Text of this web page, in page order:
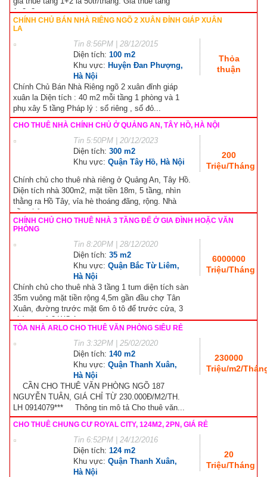
1+2+3...
CHÍNH CHỦ BÁN NHÀ RIÊNG NGÕ 2 XUÂN ĐỈNH GIÁP XUÂN
LA
Tin 8:56PM | 28/12/2015
Diện tích: 100 m2
Khu vực: Huyện Đan Phượng,
Hà Nội
Thỏa
thuận
Chính Chủ Bán Nhà Riêng ngõ 2 xuân đỉnh giáp
xuân la Diện tích : 40 m2 mỗi tầng 1 phòng và 1
phụ xây 5 tầng Pháp lý : sổ riêng , sổ đỏ...
CHO THUÊ NHÀ CHÍNH CHỦ Ở QUẢNG AN, TÂY HỒ, HÀ NỘI
Tin 5:50PM | 20/12/2023
Diện tích: 300 m2
Khu vực: Quận Tây Hồ, Hà Nội
200
Triệu/Tháng
Chính chủ cho thuê nhà riêng ở Quảng An, Tây Hồ.
Diện tích nhà 300m2, mặt tiền 18m, 5 tầng, nhìn
thằng ra Hồ Tây, vỉa hè thoáng đãng, rộng. Nhà
gần phủ...
CHÍNH CHỦ CHO THUÊ NHÀ 3 TẦNG ĐỂ Ở GIA ĐÌNH HOẶC VĂN
PHÒNG
Tin 8:20PM | 28/12/2020
Diện tích: 35 m2
Khu vực: Quận Bắc Từ Liêm,
Hà Nội
6000000
Triệu/Tháng
Chính chủ cho thuê nhà 3 tầng 1 tum diện tích sàn
35m vuông mặt tiền rộng 4,5m gần đầu chợ Tân
Xuân, đường trước mặt 6m ô tô để trước cửa, 3
phòng ngủ 2 WC 1...
TÒA NHÀ ARLO CHO THUÊ VĂN PHÒNG SIÊU RẺ
Tin 3:32PM | 25/02/2020
Diện tích: 140 m2
Khu vực: Quận Thanh Xuân,
Hà Nội
230000
Triệu/m2/
CẦN CHO THUÊ VĂN PHÒNG NGÕ 187
NGUYỄN TUÂN, GIÁ CHỈ TỪ 230.000Đ/M2/TH.
LH 0914079*** Thông tin mô tả Cho thuê văn...
CHO THUÊ CHUNG CƯ ROYAL CITY, 124M2, 2PN, GIÁ RẺ
Tin 6:52PM | 24/12/2016
Diện tích: 124 m2
Khu vực: Quận Thanh Xuân,
Hà Nội
20
Triệu/Tháng